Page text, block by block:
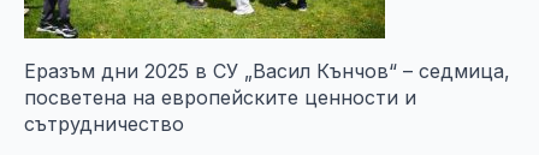
Еразъм дни 2025 в СУ „Васил Кънчов“ – седмица,
посветена на европейските ценности и
сътрудничество